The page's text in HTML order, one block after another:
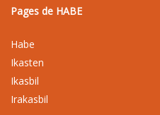
Pages de HABE
Habe
Ikasten
Ikasbil
Irakasbil